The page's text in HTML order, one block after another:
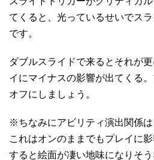
てくると、光っているせいでス
です。
ダブルスライドで来るとそれが
イにマイナスの影響が出てくる
オフにしましょう。
※ちなみにアビリティ演出関係は
これはオンのままでもプレイに
すると絵面が凄い地味になりそう